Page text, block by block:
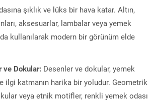
şıklık ve lüks bir hava katar. Altın,
aksesuarlar, lambalar veya yemek
kullanılarak modern bir görünüm elde
ve Dokular: Desenler ve dokular, yemek
ilgi katmanın harika bir yoludur. Geometrik
veya etnik motifler, renkli yemek odası